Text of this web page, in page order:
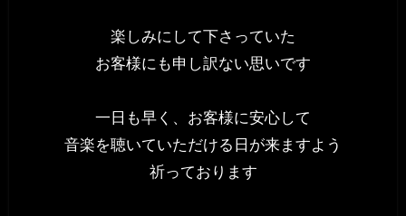
楽しみにして下さっていた
お客様にも申し訳ない思いです
一日も早く、お客様に安心して
音楽を聴いていただける日が来ますよう
祈っております